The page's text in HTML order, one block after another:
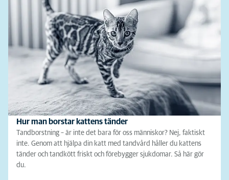
Hur man borstar kattens tänder
Tandborstning – är inte det bara för oss människor? Nej, faktiskt
inte. Genom att hjälpa din katt med tandvård håller du kattens
tänder och tandkött friskt och förebygger sjukdomar. Så här gör
du.